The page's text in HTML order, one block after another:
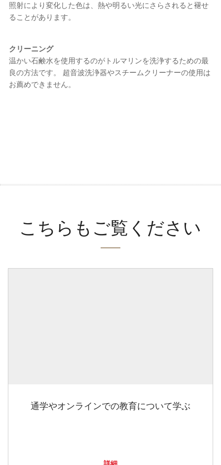
照射により変化した色は、熱や明るい光にさらされると褪せ
ることがあります。
クリーニング
温かい石鹸水を使用するのがトルマリンを洗浄するための最
良の方法です。 超音波洗浄器やスチームクリーナーの使用は
お薦めできません。
こちらもご覧ください
通学やオンラインでの教育について学ぶ